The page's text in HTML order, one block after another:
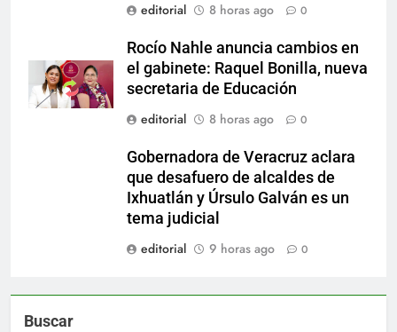
editorial
8 horas ago 0
Rocío Nahle anuncia cambios en
el gabinete: Raquel Bonilla, nueva
secretaria de Educación
editorial
8 horas ago 0
Gobernadora de Veracruz aclara
que desafuero de alcaldes de
Ixhuatlán y Úrsulo Galván es un
tema judicial
editorial
9 horas ago 0
Buscar